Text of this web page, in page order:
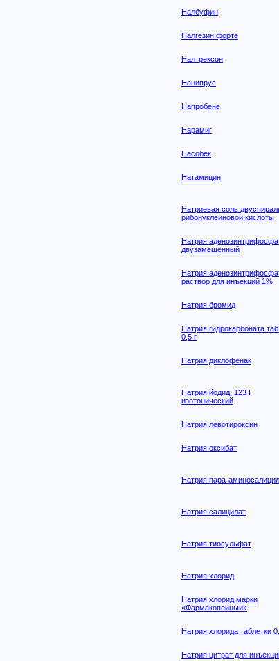
Налбуфин
Налгезин форте
Налтрексон
Нанипрус
Напробене
Нарамиг
Насобек
Натамицин
Натриевая соль
рибонуклеиновой кислоты
Натрия
двузамещенный
Натрия
раствор для инъекций 1%
Натрия бромид
Натрия гидрокарбоната
0,5 г
Натрия диклофенак
Натрия йодид, 123 I
изотонический
Натрия левотироксин
Натрия оксибат
Натрия пара-
Натрия салицилат
Натрия тиосульфат
Натрия хлорид
Натрия хлорид марки
«Фармакопейный»
Натрия хлорида таблетки
Натрия цитрат для